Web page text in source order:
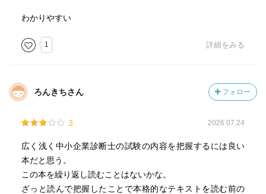
わかりやすい
1 詳細をみる
ろんきちさん フォロー
3 2026.07.24
広く浅く中小企業診断士の試験の内容を把握するには良い
本だと思う。
この本を繰り返し読むことはないかな。
ざっと読んで把握したことで本格的なテキストを読む前の